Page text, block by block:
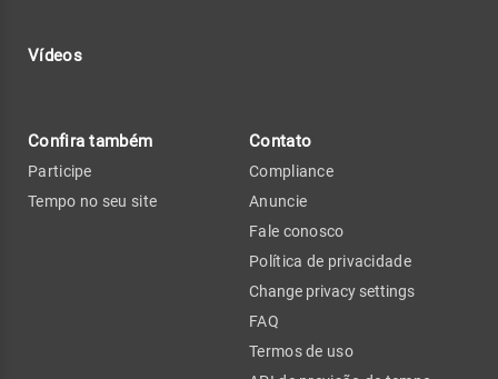
Vídeos
Confira também
Participe
Tempo no seu site
Contato
Compliance
Anuncie
Fale conosco
Política de privacidade
Change privacy settings
FAQ
Termos de uso